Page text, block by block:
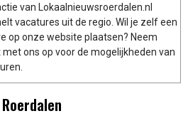
van Lokaalnieuwsroerdalen.nl
vacatures uit de regio. Wil je zelf een
op onze website plaatsen? Neem
ons op voor de mogelijkheden van